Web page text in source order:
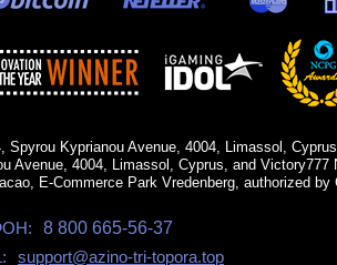
Kyprianou Avenue, 4004, Limassol,
Avenue, 4004, Limassol, Cyprus, and
E-Commerce Park Vredenberg, authorized
8 800 665-56-37
support@azino-tri-topora.top